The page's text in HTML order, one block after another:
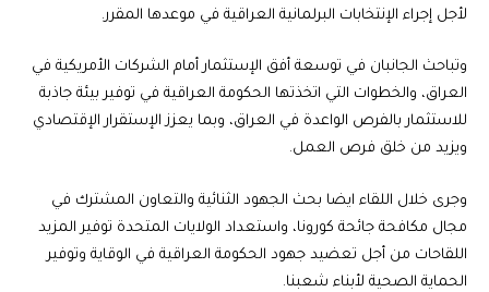
لأجل إجراء الإنتخابات البرلمانية العراقية في موعدها المقرر.
وتباحث الجانبان في توسعة أفق الإستثمار أمام الشركات الأمريكية في
العراق، والخطوات التي اتخذتها الحكومة العراقية في توفير بيئة جاذبة
للاستثمار بالفرص الواعدة في العراق، وبما يعزز الإستقرار الإقتصادي
ويزيد من خلق فرص العمل.
وجرى خلال اللقاء ايضا بحث الجهود الثنائية والتعاون المشترك في
مجال مكافحة جائحة كورونا، واستعداد الولايات المتحدة توفير المزيد
اللقاحات من أجل تعضيد جهود الحكومة العراقية في الوقاية وتوفير
الحماية الصحية لأبناء شعبنا.